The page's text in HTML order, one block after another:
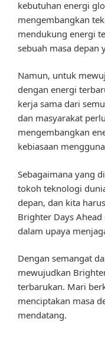
kebutuhan energi
mengembangkan
mendukung energi
sebuah masa depan
Namun, untuk
dengan energi
kerja sama dari
dan masyarakat
mengembangkan
kebiasaan
Sebagaimana yang
tokoh teknologi
depan, dan kita
Brighter Days
dalam upaya
Dengan semangat
mewujudkan
terbarukan. Mari
menciptakan masa
mendatang.